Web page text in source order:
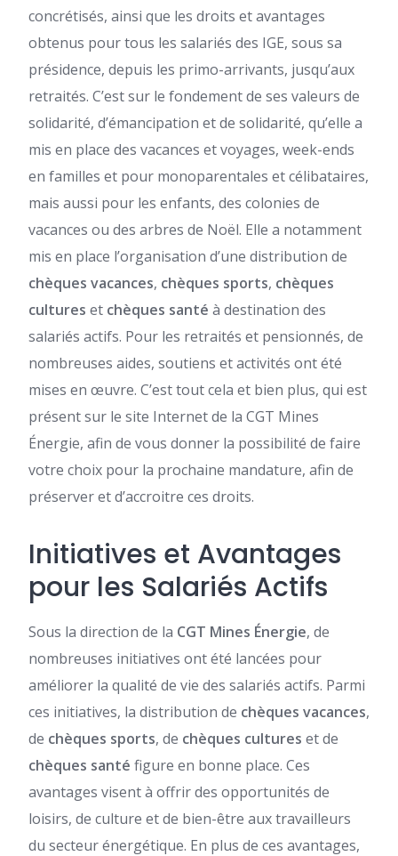
concrétisés, ainsi que les droits et avantages
obtenus pour tous les salariés des IGE, sous sa
présidence, depuis les primo-arrivants, jusqu’aux
retraités. C’est sur le fondement de ses valeurs de
solidarité, d’émancipation et de solidarité, qu’elle a
mis en place des vacances et voyages, week-ends
en familles et pour monoparentales et célibataires,
mais aussi pour les enfants, des colonies de
vacances ou des arbres de Noël. Elle a notamment
mis en place l’organisation d’une distribution de
chèques vacances, chèques sports, chèques
cultures et chèques santé à destination des
salariés actifs. Pour les retraités et pensionnés, de
nombreuses aides, soutiens et activités ont été
mises en œuvre. C’est tout cela et bien plus, qui est
présent sur le site Internet de la CGT Mines
Énergie, afin de vous donner la possibilité de faire
votre choix pour la prochaine mandature, afin de
préserver et d’accroitre ces droits.
Initiatives et Avantages
pour les Salariés Actifs
Sous la direction de la CGT Mines Énergie, de
nombreuses initiatives ont été lancées pour
améliorer la qualité de vie des salariés actifs. Parmi
ces initiatives, la distribution de chèques vacances,
de chèques sports, de chèques cultures et de
chèques santé figure en bonne place. Ces
avantages visent à offrir des opportunités de
loisirs, de culture et de bien-être aux travailleurs
du secteur énergétique. En plus de ces avantages,